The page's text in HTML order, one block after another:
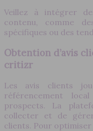
Veillez à intégrer
contenu, comme
spécifiques ou des
Obtention d’avis
critizr
Les avis clients
référencement
prospects. La
collecter et de
clients. Pour